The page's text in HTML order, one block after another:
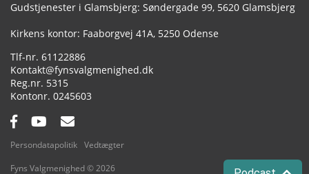
Gudstjenester i Glamsbjerg: Søndergade 99, 5620 Glamsbjerg
Adresse:
Kirkens kontor: Faaborgvej 41A 5250 Odense
Tlf.:
61122886
Email:
Kontakt@fynsvalgmenighed.dk
Reg.nr.:
5315
Kontonummer:
0245603
Facebook:
YouTube:
Email:
Fyns Valgmenighed © 2026
Persondatapolitik Vedtægter